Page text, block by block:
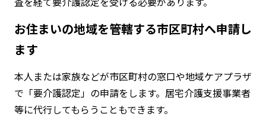
お住まいの地域を管轄する市区町村へ申請し
ます
本人または家族などが市区町村の窓口や地域ケアプラザ
で「要介護認定」の申請をします。居宅介護支援事業者
等に代行してもらうこともできます。